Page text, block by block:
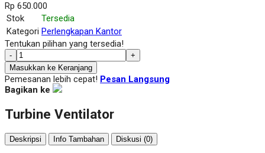
Rp 650.000
Stok
Tersedia
Kategori Perlengkapan Kantor
Tentukan pilihan yang tersedia!
-
+
Masukkan ke Keranjang
Pemesanan lebih cepat! Pesan Langsung
Bagikan ke
Turbine Ventilator
Deskripsi Info Tambahan Diskusi (0)